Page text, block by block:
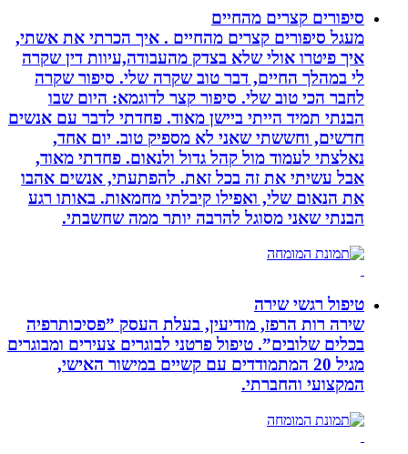
סיפורים קצרים מהחיים
מעגל סיפורים קצרים מהחיים . איך הכרתי את אשתי,
איך פיטרו אולי שלא בצדק מהעבודה,עיוות דין שקרה
לי במהלך החיים, דבר טוב שקרה שלי. סיפור שקרה
לחבר הכי טוב שלי. סיפור קצר לדוגמא: היום שבו
הבנתי תמיד הייתי ביישן מאוד. פחדתי לדבר עם אנשים
חדשים, וחששתי שאני לא מספיק טוב. יום אחד,
נאלצתי לעמוד מול קהל גדול ולנאום. פחדתי מאוד,
אבל עשיתי את זה בכל זאת. להפתעתי, אנשים אהבו
את הנאום שלי, ואפילו קיבלתי מחמאות. באותו רגע
הבנתי שאני מסוגל להרבה יותר ממה שחשבתי.
טיפול רגשי שירה
שירה רות הרפז, מודיעין, בעלת העסק ”פסיכותרפיה
בכלים שלובים”. טיפול פרטני לבוגרים צעירים ומבוגרים
מגיל 20 המתמודדים עם קשיים במישור האישי,
המקצועי והחברתי.